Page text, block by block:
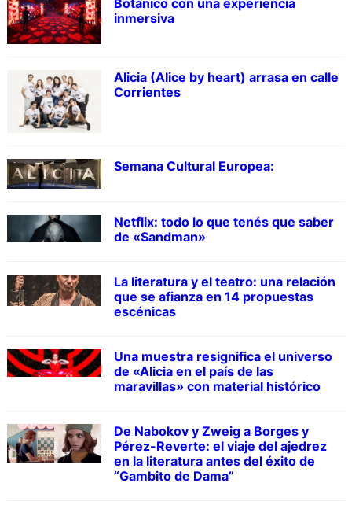
inmersiva
Alicia (Alice by heart) arrasa en calle
Corrientes
Semana Cultural Europea:
Netflix: todo lo que tenés que saber
de «Sandman»
La literatura y el teatro: una relación
que se afianza en 14 propuestas
escénicas
Una muestra resignifica el universo
de «Alicia en el país de las
maravillas» con material histórico
De Nabokov y Zweig a Borges y
Pérez-Reverte: el viaje del ajedrez
en la literatura antes del éxito de
“Gambito de Dama”